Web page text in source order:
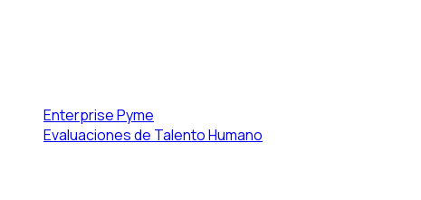
EnterprisePyme
Evaluaciones de Talento Humano